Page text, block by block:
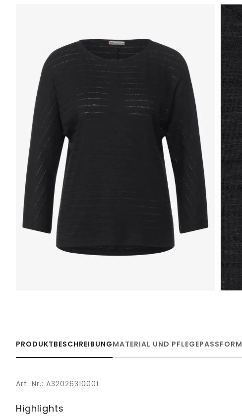
PRODUKTBESCHREIBUNGMATERIAL UND PFLEGEPASSFORM
Art. Nr.: A32026310001
Highlights